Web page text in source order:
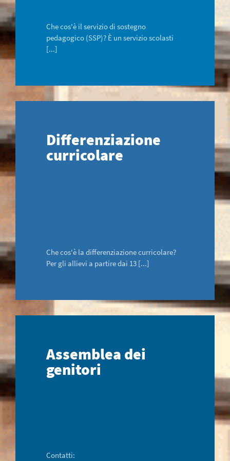
Che cos'è il servizio di sostegno
pedagogico (SSP)? È un servizio scolasti
[...]
Differenziazione
curricolare
Che cos'è la differenziazione curricolare?
Per gli allievi a partire dai 13 [...]
Assemblea dei
genitori
Contatti: